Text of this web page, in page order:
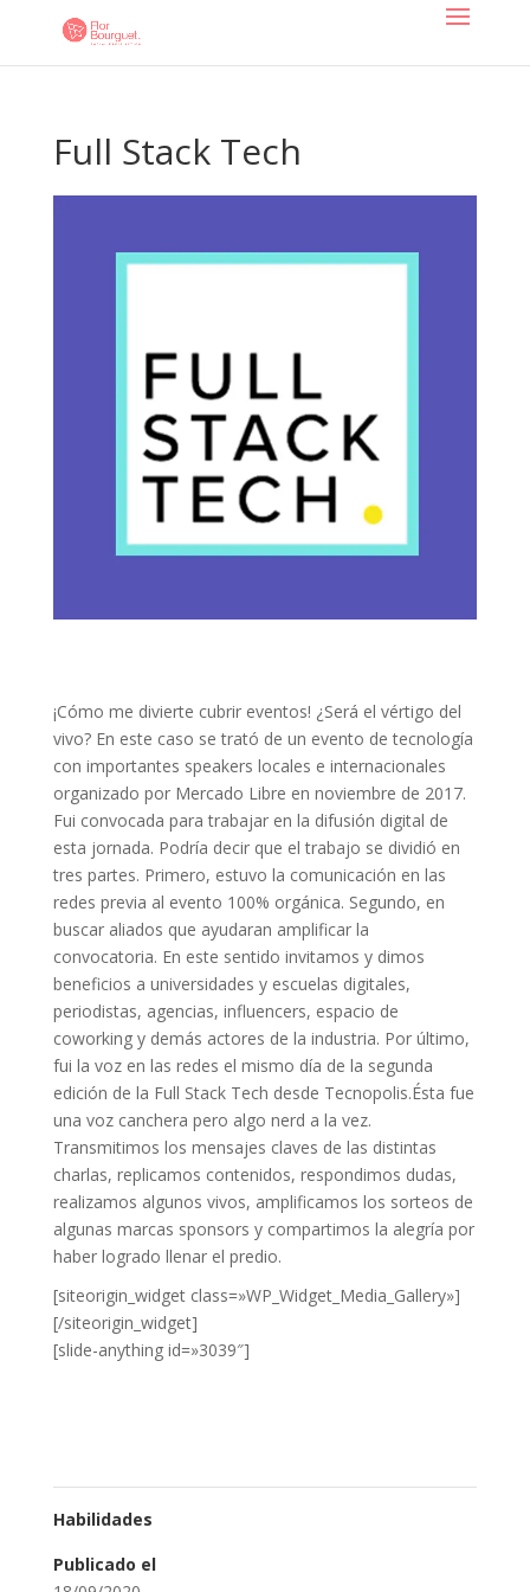
Full Stack Tech
¡Cómo me divierte cubrir eventos! ¿Será el vértigo del
vivo? En este caso se trató de un evento de tecnología
con importantes speakers locales e internacionales
organizado por Mercado Libre en noviembre de 2017.
Fui convocada para trabajar en la difusión digital de
esta jornada. Podría decir que el trabajo se dividió en
tres partes. Primero, estuvo la comunicación en las
redes previa al evento 100% orgánica. Segundo, en
buscar aliados que ayudaran amplificar la
convocatoria. En este sentido invitamos y dimos
beneficios a universidades y escuelas digitales,
periodistas, agencias, influencers, espacio de
coworking y demás actores de la industria. Por último,
fui la voz en las redes el mismo día de la segunda
edición de la Full Stack Tech desde Tecnopolis.Ésta fue
una voz canchera pero algo nerd a la vez.
Transmitimos los mensajes claves de las distintas
charlas, replicamos contenidos, respondimos dudas,
realizamos algunos vivos, amplificamos los sorteos de
algunas marcas sponsors y compartimos la alegría por
haber logrado llenar el predio.
[siteorigin_widget class=»WP_Widget_Media_Gallery»]
[/siteorigin_widget]
[slide-anything id=»3039″]
Habilidades
Publicado el